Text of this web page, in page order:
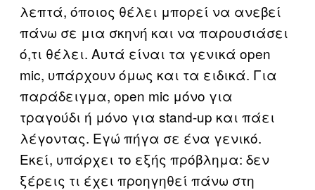
λεπτά, όποιος θέλει μπορεί να ανεβεί
πάνω σε μια σκηνή και να παρουσιάσει
ό,τι θέλει. Αυτά είναι τα γενικά open
mic, υπάρχουν όμως και τα ειδικά. Για
παράδειγμα, open mic μόνο για
τραγούδι ή μόνο για stand-up και πάει
λέγοντας. Εγώ πήγα σε ένα γενικό.
Εκεί, υπάρχει το εξής πρόβλημα: δεν
ξέρεις τι έχει προηγηθεί πάνω στη